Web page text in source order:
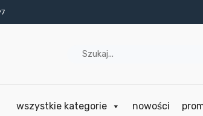
wszystkie kategorie nowości